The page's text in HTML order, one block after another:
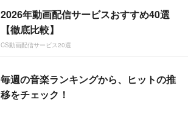
2026年動画配信サービスおすすめ40選
【徹底比較】
CS動画配信サービス20選
毎週の音楽ランキングから、ヒットの推
移をチェック！